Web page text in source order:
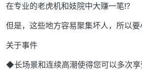
在专业的老虎机和妓院中大赚一笔!?
但是，这些地方容易聚集坏人，所以要
关于事件
◆长场景和连续高潮使得您可以多次享